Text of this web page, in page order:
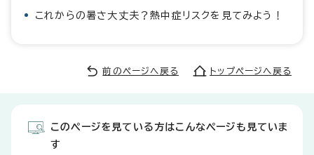
これからの暑さ大丈夫？熱中症リスクを見てみよう！
前のページへ戻る トップページへ戻る
このページを見ている方はこんなページも見ていま
す